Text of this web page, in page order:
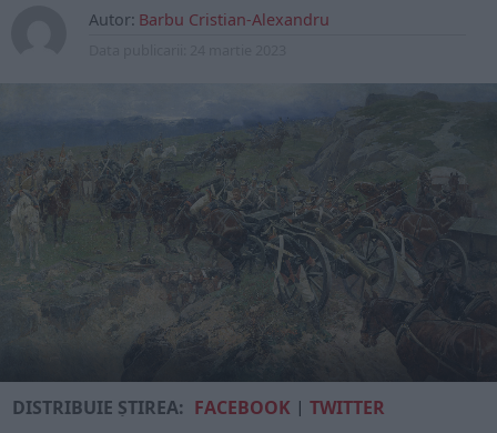
Autor: Barbu Cristian-Alexandru
DISTRIBUIE ȘTIREA: FACEBOOK |TWITTER